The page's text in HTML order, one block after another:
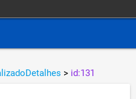
> id:131